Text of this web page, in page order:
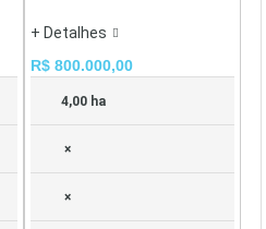
+ Detalhes
R$ 800.000,00
4,00 ha
×
×